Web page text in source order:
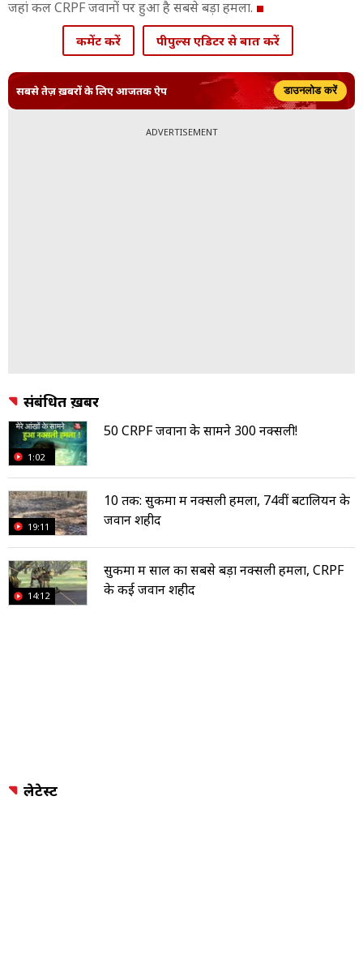
जहां कल CRPF जवानों पर हुआ है सबसे बड़ा हमला.
कमेंट करें पीपुल्स एडिटर से बात करें
सबसे तेज़ ख़बरों के लिए आजतक ऐप डाउनलोड करें
ADVERTISEMENT
संबंधित ख़बरें
1:02
50 CRPF जवानों के सामने 300 नक्सली!
19:11
10 तक: सुकमा में नक्सली हमला, 74वीं बटालियन के
जवान शहीद
14:12
सुकमा में साल का सबसे बड़ा नक्सली हमला, CRPF
के कई जवान शहीद
लेटेस्ट